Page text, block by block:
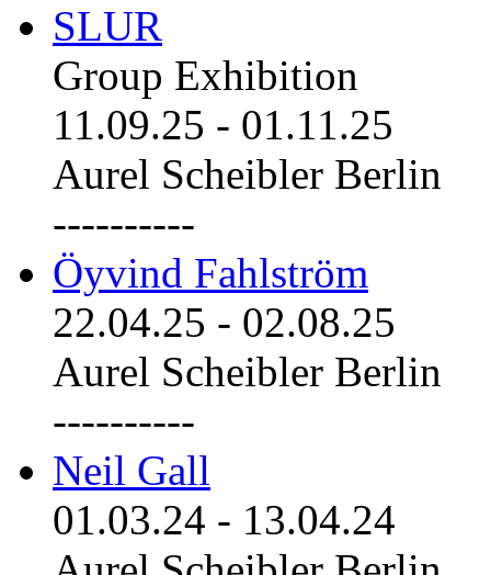
SLUR
Group Exhibition
11.09.25 - 01.11.25
Aurel Scheibler Berlin
----------
Öyvind Fahlström
22.04.25 - 02.08.25
Aurel Scheibler Berlin
----------
Neil Gall
01.03.24 - 13.04.24